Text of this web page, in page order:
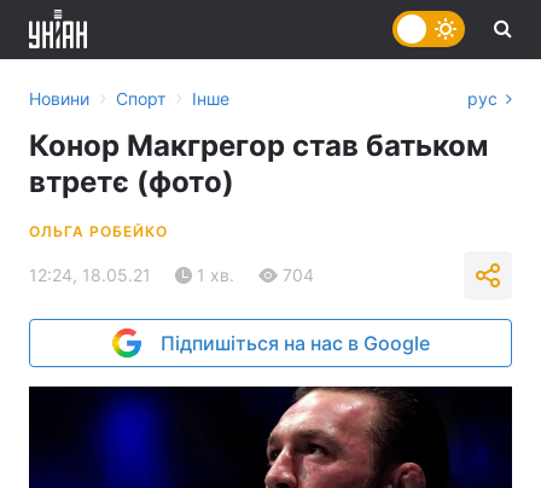
Новини › Спорт › Інше рус
Конор Макгрегор став батьком
втретє (фото)
ОЛЬГА РОБЕЙКО
12:24, 18.05.21 1 хв. 704
Підпишіться на нас в Google